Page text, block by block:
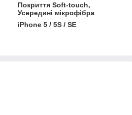
Покриття Soft-touch,
Усередині мікрофібра
iPhone 5 / 5S / SE